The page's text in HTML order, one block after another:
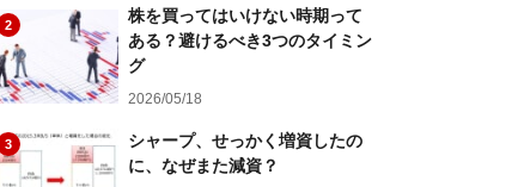
2
株を買ってはいけない時期って
ある？避けるべき3つのタイミン
グ
2026/05/18
3
シャープ、せっかく増資したの
に、なぜまた減資？